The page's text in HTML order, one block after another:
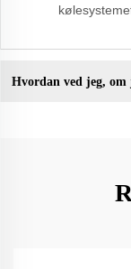
Hvordan ved jeg,